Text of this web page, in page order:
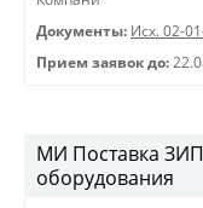
Документы: Исх. 02-
Прием заявок до:
МИ Поставка
оборудования